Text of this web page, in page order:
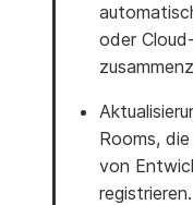
oder
Rooms,
von
registrieren.